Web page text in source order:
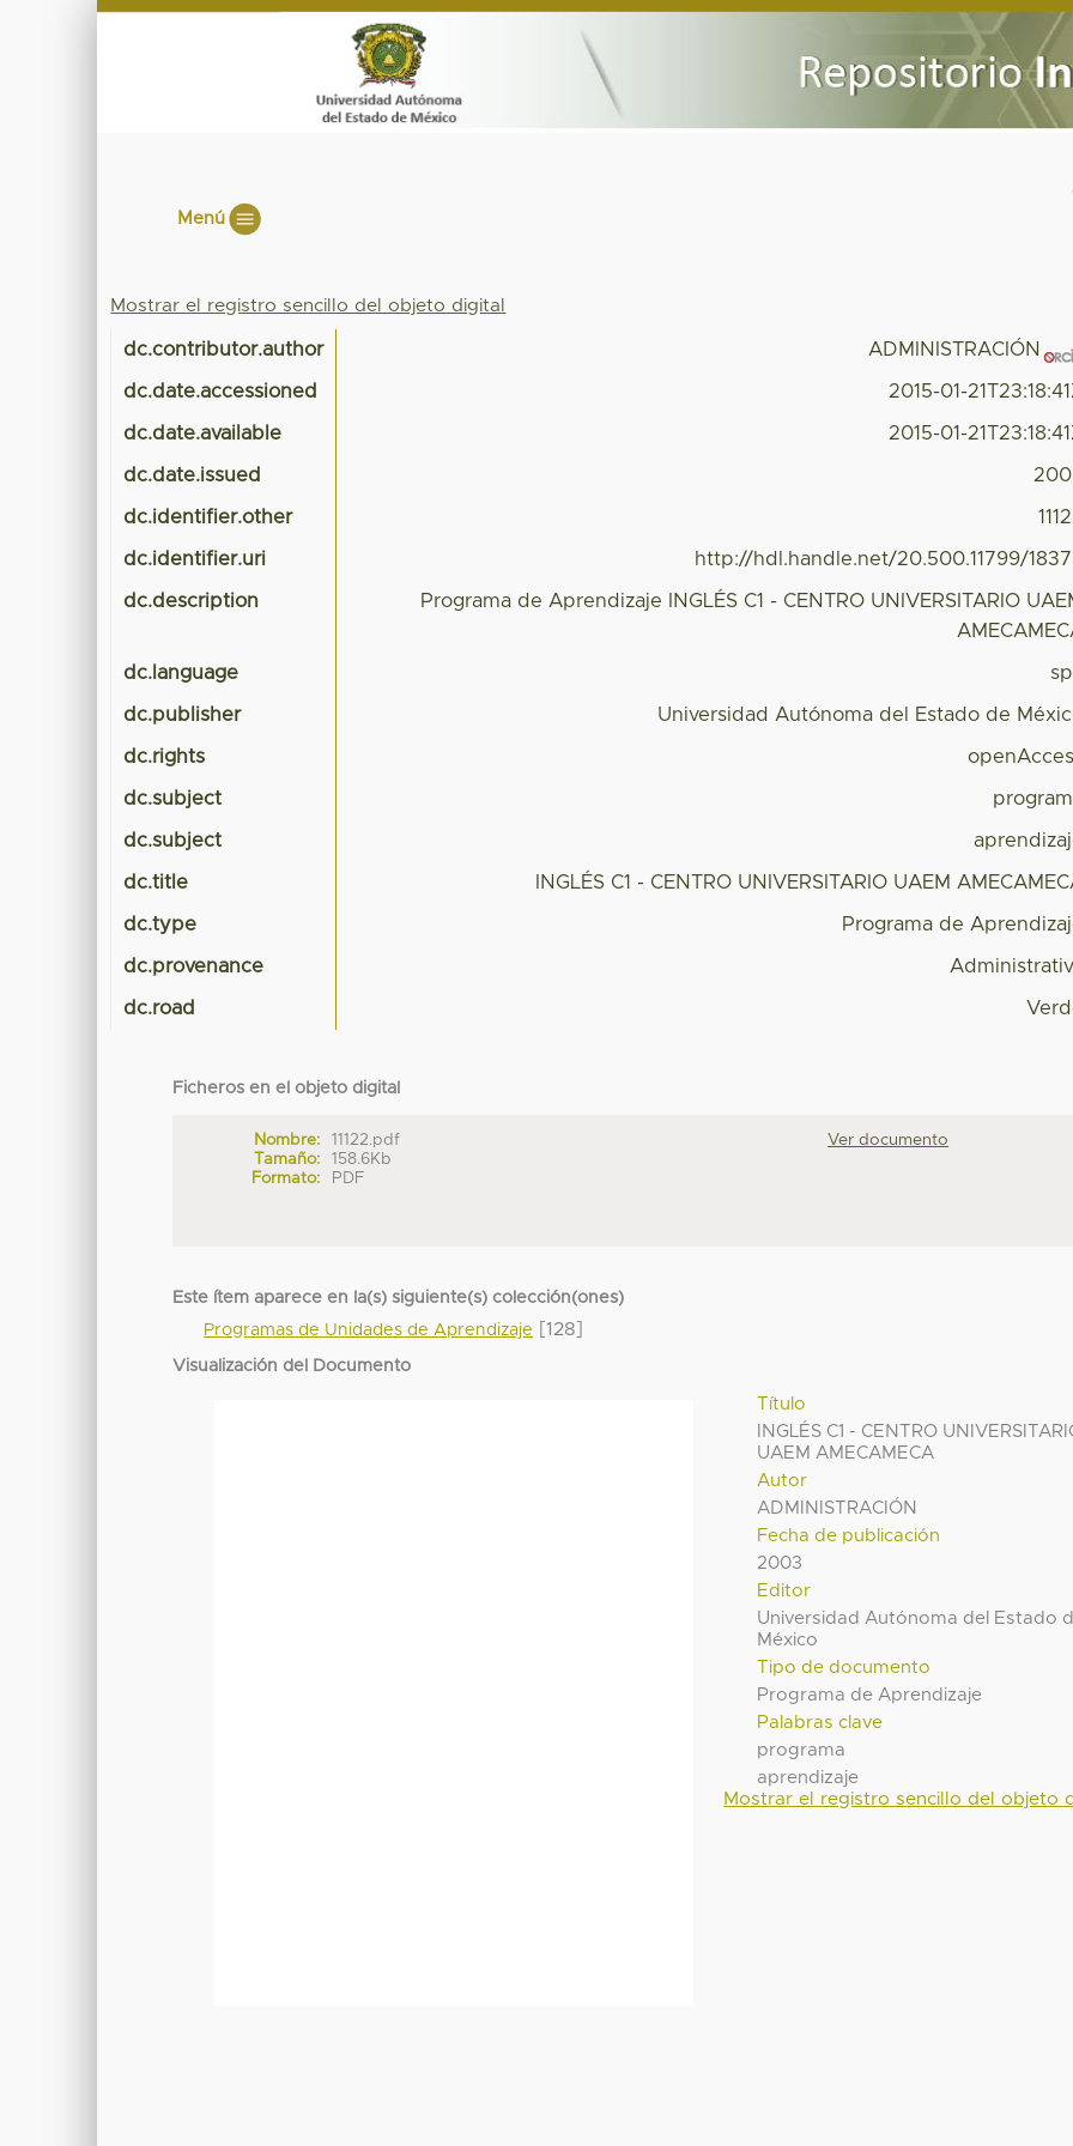
Menú
Mostrar el registro sencillo del objeto digital
dc.contributor.author ADMINISTRACIÓN
dc.date.accessioned 2015-01-
dc.date.available 2015-01-
dc.date.issued
dc.identifier.other
dc.identifier.uri http://hdl.handle.net/20.500.11799/
dc.description
Programa de Aprendizaje INGLÉS C1 - CENTRO UNIVERSITARIO
dc.language
dc.publisher Universidad Autónoma del Estado de
dc.rights
dc.subject
dc.subject
dc.title INGLÉS C1 - CENTRO UNIVERSITARIO UAEM
dc.type Programa de
dc.provenance
dc.road
Ficheros en el objeto digital
Nombre:
11122.pdf
Tamaño:
158.6Kb
Formato:
PDF
Ver documento
Este ítem aparece en la(s) siguiente(s) colección(ones)
Programas de Unidades de Aprendizaje
[128]
Visualización del Documento
Título
INGLÉS C1 - CENTRO
UAEM AMECAMECA
Autor
ADMINISTRACIÓN
Fecha de publicación
2003
Editor
Universidad Autónoma del Estado
México
Tipo de documento
Programa de Aprendizaje
Palabras clave
programa
aprendizaje
Mostrar el registro sencillo del objeto